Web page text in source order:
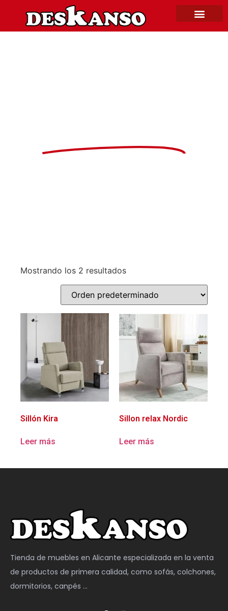
Mostrando los 2 resultados
Sillón Kira
Leer más
Sillon relax Nordic
Leer más
Tienda de muebles en Alicante especializada en la venta
de productos de primera calidad, como sofás, colchones,
dormitorios, canpés …